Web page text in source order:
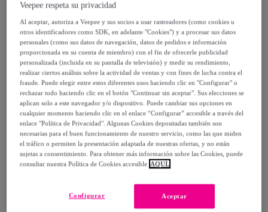
Vendido por BRASILERAS GROUP
Entrega
Entrega desde3,99 €
Entrega: Entre el11/08y el14/08
¿Cómo funciona?
Veepee respeta su privacidad
Al aceptar, autoriza a Veepee y sus socios a usar rastreadores (como cookies u
otros identificadores como SDK, en adelante "Cookies") y a procesar sus datos
personales (como sus datos de navegación, datos de pedidos e información
proporcionada en su cuenta de miembro) con el fin de ofrecerle publicidad
personalizada (incluida en su pantalla de televisión) y medir su rendimiento,
realizar ciertos análisis sobre la actividad de ventas y con fines de lucha contra el
fraude. Puede elegir entre estos diferentes usos haciendo clic en "Configurar" o
rechazar todo haciendo clic en el botón "Continuar sin aceptar". Sus elecciones se
aplican solo a este navegador y/o dispositivo. Puede cambiar sus opciones en
cualquier momento haciendo clic en el enlace “Configurar” accesible a través del
enlace "Política de Privacidad". Algunas Cookies depositadas también son
necesarias para el buen funcionamiento de nuestro servicio, como las que miden
el tráfico o permiten la presentación adaptada de nuestras ofertas, y no están
sujetas a consentimiento. Para obtener más información sobre las Cookies, puede
consultar nuestra Política de Cookies accesible AQUÍ.
Aceptar
Configurar